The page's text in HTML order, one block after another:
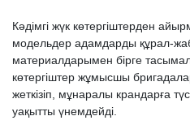
Кәдімгі жүк көтергіштерден
модельдер адамдарды құрал-
материалдарымен бірге
көтергіштер жұмысшы
жеткізіп, мұнаралы крандарға
уақытты үнемдейді.